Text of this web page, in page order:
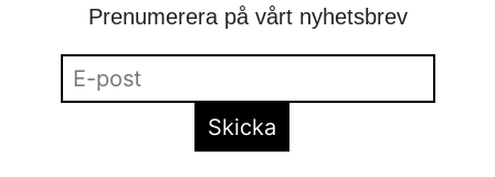
Prenumerera på vårt nyhetsbrev